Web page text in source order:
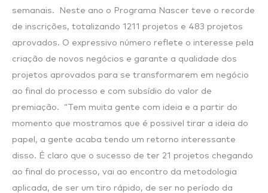
semanais. Neste ano o Programa Nascer teve o recorde
de inscrições, totalizando 1211 projetos e 483 projetos
aprovados. O expressivo número reflete o interesse pela
criação de novos negócios e garante a qualidade dos
projetos aprovados para se transformarem em negócio
ao final do processo e com subsídio do valor de
premiação. “Tem muita gente com ideia e a partir do
momento que mostramos que é possivel tirar a ideia do
papel, a gente acaba tendo um retorno interessante
disso. É claro que o sucesso de ter 21 projetos chegando
ao final do processo, vai ao encontro da metodologia
aplicada, de ser um tiro rápido, de ser no período da